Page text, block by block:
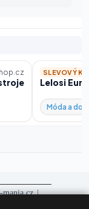
SLEVOVÝ
Lelosi
Móda a
mania.cz |